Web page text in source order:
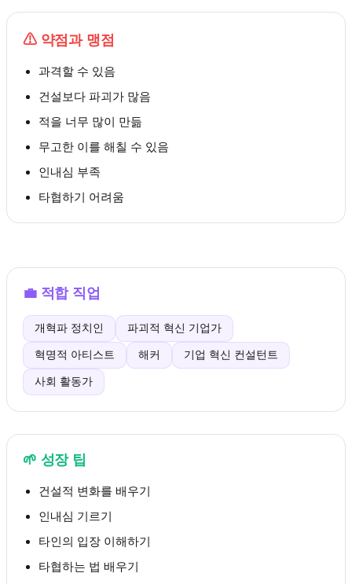
⚠ 약점과 맹점
과격할 수 있음
건설보다 파괴가 많음
적을 너무 많이 만듦
무고한 이를 해칠 수 있음
인내심 부족
타협하기 어려움
💼 적합 직업
개혁파 정치인 파괴적 혁신 기업가
혁명적 아티스트 해커 기업 혁신 컨설턴트
사회 활동가
🌱 성장 팁
건설적 변화를 배우기
인내심 기르기
타인의 입장 이해하기
타협하는 법 배우기